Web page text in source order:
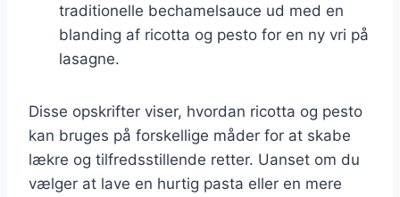
traditionelle bechamelsauce ud med en
blanding af ricotta og pesto for en ny vri på
lasagne.
Disse opskrifter viser, hvordan ricotta og pesto
kan bruges på forskellige måder for at skabe
lækre og tilfredsstillende retter. Uanset om du
vælger at lave en hurtig pasta eller en mere